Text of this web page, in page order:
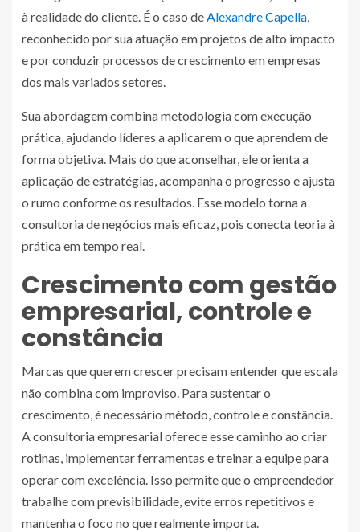
à realidade do cliente. É o caso deAlexandre Capella,
reconhecido por sua atuação em projetos de alto impacto
e por conduzir processos de crescimento em empresas
dos mais variados setores.
Sua abordagem combina metodologia com execução
prática, ajudando líderes a aplicarem o que aprendem de
forma objetiva. Mais do que aconselhar, ele orienta a
aplicação de estratégias, acompanha o progresso e ajusta
o rumo conforme os resultados. Esse modelo torna a
consultoria de negócios mais eficaz, pois conecta teoria à
prática em tempo real.
Crescimento com gestão
empresarial, controle e
constância
Marcas que querem crescer precisam entender que escala
não combina com improviso. Para sustentar o
crescimento, é necessário método, controle e constância.
A consultoria empresarial oferece esse caminho ao criar
rotinas, implementar ferramentas e treinar a equipe para
operar com excelência. Isso permite que o empreendedor
trabalhe com previsibilidade, evite erros repetitivos e
mantenha o foco no que realmente importa.